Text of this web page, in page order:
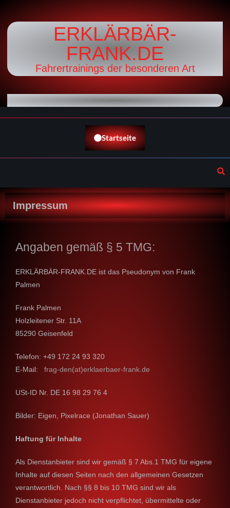
ERKLÄRBÄR-
FRANK.DE
Fahrertrainings der besonderen Art
Startseite
Impressum
Angaben gemäß § 5 TMG:
ERKLÄRBÄR-FRANK.DE ist das Pseudonym von Frank
Palmen
Frank Palmen
Holzleitener Str. 11A
85290 Geisenfeld
Telefon: +49 172 24 93 320
E-Mail: frag-den(at)erklaerbaer-frank.de
USt-ID Nr. DE 16 98 29 76 4
Bilder: Eigen, Pixelrace (Jonathan Sauer)
Haftung für Inhalte
Als Dienstanbieter sind wir gemäß § 7 Abs.1 TMG für eigene
Inhalte auf diesen Seiten nach den allgemeinen Gesetzen
verantwortlich. Nach §§ 8 bis 10 TMG sind wir als
Dienstanbieter jedoch nicht verpflichtet, übermittelte oder